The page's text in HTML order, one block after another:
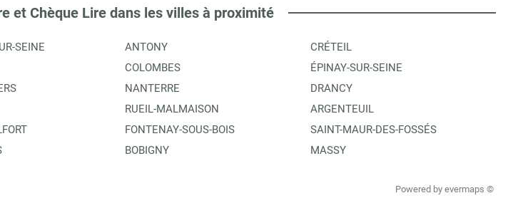
et Chèque Lire dans les villes à proximité
SEINE
ANTONY
COLOMBES
NANTERRE
RUEIL-MALMAISON
FONTENAY-SOUS-BOIS
BOBIGNY
CRÉTEIL
ÉPINAY-SUR-SEINE
DRANCY
ARGENTEUIL
SAINT-MAUR-DES-FOSSÉS
MASSY
Powered by evermaps ©